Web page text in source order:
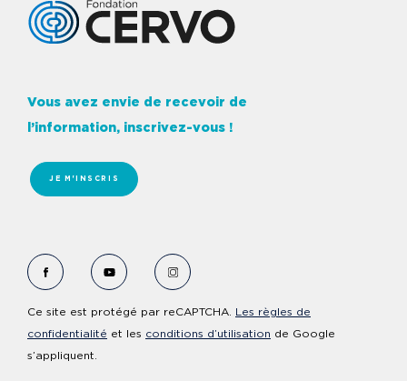
Logo Fondation Cervo
Vous avez envie de recevoir de
l’information, inscrivez-vous !
JE M'INSCRIS
Voir le Facebook de Fondation Cervo
Voir le YouTube de Fondation Cervo
Voir le Instagram de Fondation
Ce site est protégé par reCAPTCHA. Les règles de
confidentialité et les conditions d’utilisation de Google
s’appliquent.